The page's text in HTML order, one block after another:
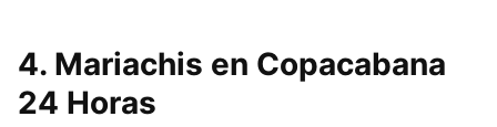
4. Mariachis en Copacabana
24 Horas